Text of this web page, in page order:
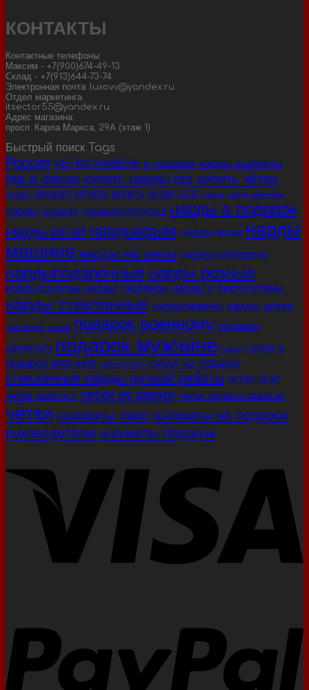
КОНТАКТЫ
Контактные телефоны:
Максим - +7(900)674-49-13
Склад - +7(913)644-73-74
Электронная почта: luxovv@yandex.ru
Отдел маркетинга
itsector55@yandex.ru
Адрес магазина:
просп. Карла Маркса, 29А (этаж 1)
Быстрый поиск Tags
Россия ЧЕТКИ КАМЕНЬ в подарок нарды шахматы
где в омске купить нарды где купить чётки
дерево кинжал купить купить четки агат нарды нарды авангард
нарды бардак нардыволгоград нарды в подарок
нарды китай нардыкрым нардылиски нарды
машина нарды на заказ нардынаподарок
нардыподарочные нарды резные
нардысахалин нарды скорпион нарды с пистолетами
нарды стеклянные нардытюмень нарды череп
нож золото палаш подарок военному подарок
капитану подарок мужчине сабля сабля в
подарок мужчине сабля купить сабля на подарок
стеклянные нарды ручной работы четки агат
четки аметист четки из камня четки православные
чётки шахматы люкс шахматы на подарок
руководителю шахматы подарок